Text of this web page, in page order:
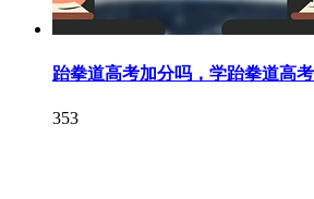
跆拳道高考加分吗，学跆拳道高
353